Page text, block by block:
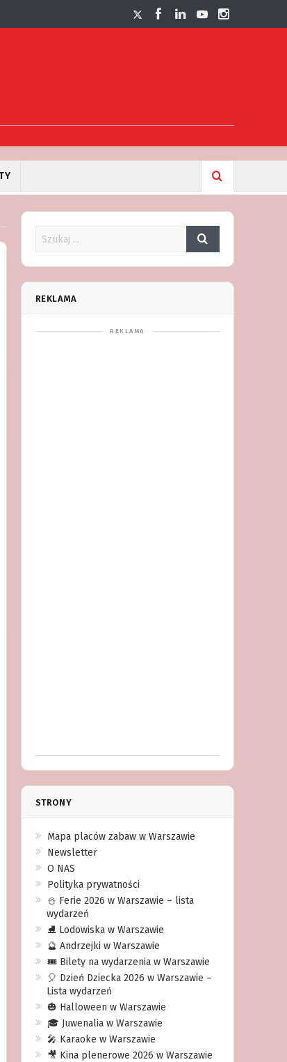
REKLAMA
STRONY
Mapa placów zabaw w Warszawie
Newsletter
O NAS
Polityka prywatności
⛄️ Ferie 2026 w Warszawie – lista
wydarzeń
⛸ Lodowiska w Warszawie
🔮 Andrzejki w Warszawie
🎟️ Bilety na wydarzenia w Warszawie
🎈 Dzień Dziecka 2026 w Warszawie –
Lista wydarzeń
🎃 Halloween w Warszawie
🎓 Juwenalia w Warszawie
🎤 Karaoke w Warszawie
🎥 Kina plenerowe 2026 w Warszawie